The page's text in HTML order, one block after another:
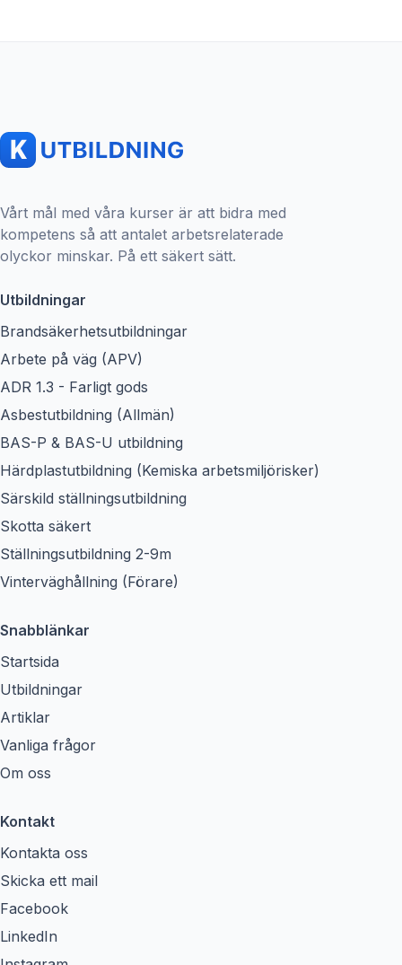
Vårt mål med våra kurser är att bidra med
kompetens så att antalet arbetsrelaterade
olyckor minskar. På ett säkert sätt.
Utbildningar
Brandsäkerhetsutbildningar
Arbete på väg (APV)
ADR 1.3 - Farligt gods
Asbestutbildning (Allmän)
BAS-P & BAS-U utbildning
Härdplastutbildning (Kemiska arbetsmiljörisker)
Särskild ställningsutbildning
Skotta säkert
Ställningsutbildning 2-9m
Vinterväghållning (Förare)
Snabblänkar
Startsida
Utbildningar
Artiklar
Vanliga frågor
Om oss
Kontakt
Kontakta oss
Skicka ett mail
Facebook
LinkedIn